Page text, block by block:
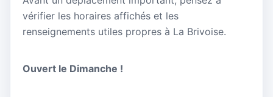
vérifier les horaires affichés et les
renseignements utiles propres à La Brivoise.
Ouvert le Dimanche !